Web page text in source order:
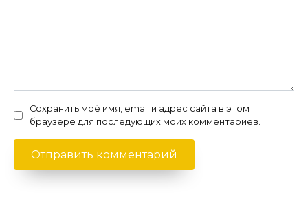
Сохранить моё имя, email и адрес сайта в этом
браузере для последующих моих комментариев.